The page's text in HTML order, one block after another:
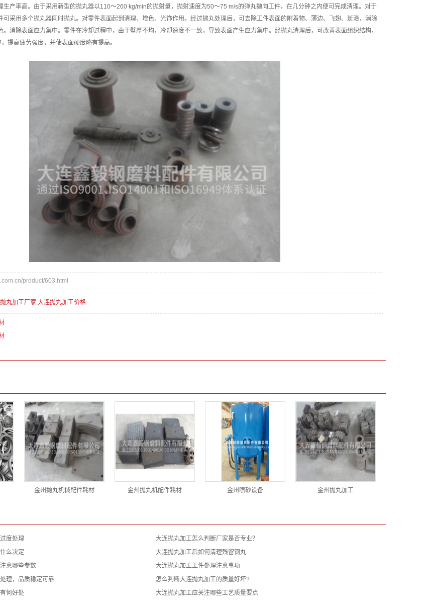
生产率高。由于采用新型的抛丸器以110～260 kg/min的抛射量，抛射速度为50～75 m/s的弹丸抛向工件，在几分钟之内便可完成清理。对于
可采用多个抛丸器同时抛丸。对零件表面起到清理、增色、光饰作用。经过抛丸处理后，可去除工件表面的附着物、薄边、飞翅、斑渍，消除
。消除表面应力集中。零件在冷却过程中，由于壁厚不均，冷却速度不一致，导致表面产生应力集中。经抛丸清理后，可改善表面组织结构，
提高疲劳强度，并使表面硬度略有提高。
product/603.html
丸加工厂家,大连抛丸加工价格
金州抛丸机械配件耗材 金州抛丸机配件耗材 金州喷砂设备 金州抛丸加工
度处理
大连抛丸加工怎么判断厂家是否专业？
么决定
大连抛丸加工后如何清理残留钢丸
意哪些参数
大连抛丸加工工件处理注意事项
理，品质稳定可靠
怎么判断大连抛丸加工的质量好坏?
何好处
大连抛丸加工应关注哪些工艺质量要点